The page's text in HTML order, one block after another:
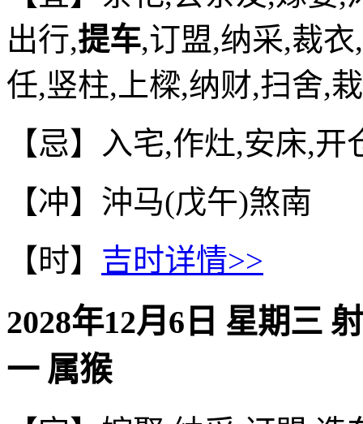
出行,提车,订盟,纳采,裁
任,竖柱,上樑,纳财,扫舍,
【忌】入宅,作灶,安床,开
【冲】沖马(戊午)煞南
【时】 吉时详情>>
2028年12月6日 星期三
一 属猴